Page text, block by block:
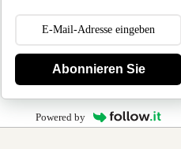
Abonnieren Sie
Powered by